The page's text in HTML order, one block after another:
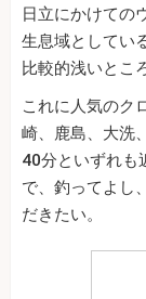
日立にかけての
生息域としてい
比較的浅いとこ
これに人気のク
崎、鹿島、大洗
40分といずれも
で、釣ってよし
だきたい。